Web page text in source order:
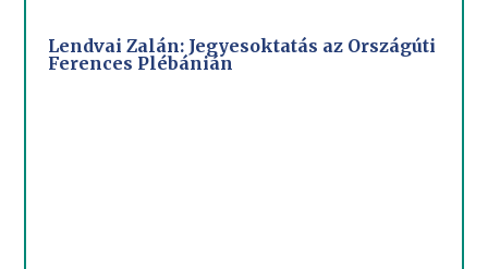
Lendvai Zalán: Jegyesoktatás az Országúti
Ferences Plébánián